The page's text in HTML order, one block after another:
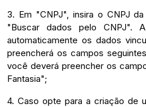
3. Em "CNPJ", insira o CNPJ
"Buscar dados pelo CNPJ".
automaticamente os dados
preencherá os campos
você deverá preencher os
Fantasia";
4. Caso opte para a criação de